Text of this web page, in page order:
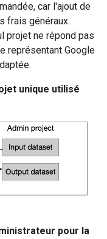
car l'ajout de
frais généraux.
projet ne répond pas
représentant Google
unique utilisé
pour la